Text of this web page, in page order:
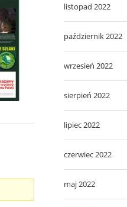
listopad 2022
październik 2022
wrzesień 2022
sierpień 2022
lipiec 2022
czerwiec 2022
maj 2022